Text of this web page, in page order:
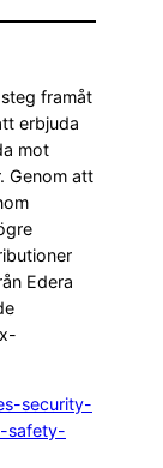
framåt
erbjuda
mot
Genom att
Edera
security-
safety-